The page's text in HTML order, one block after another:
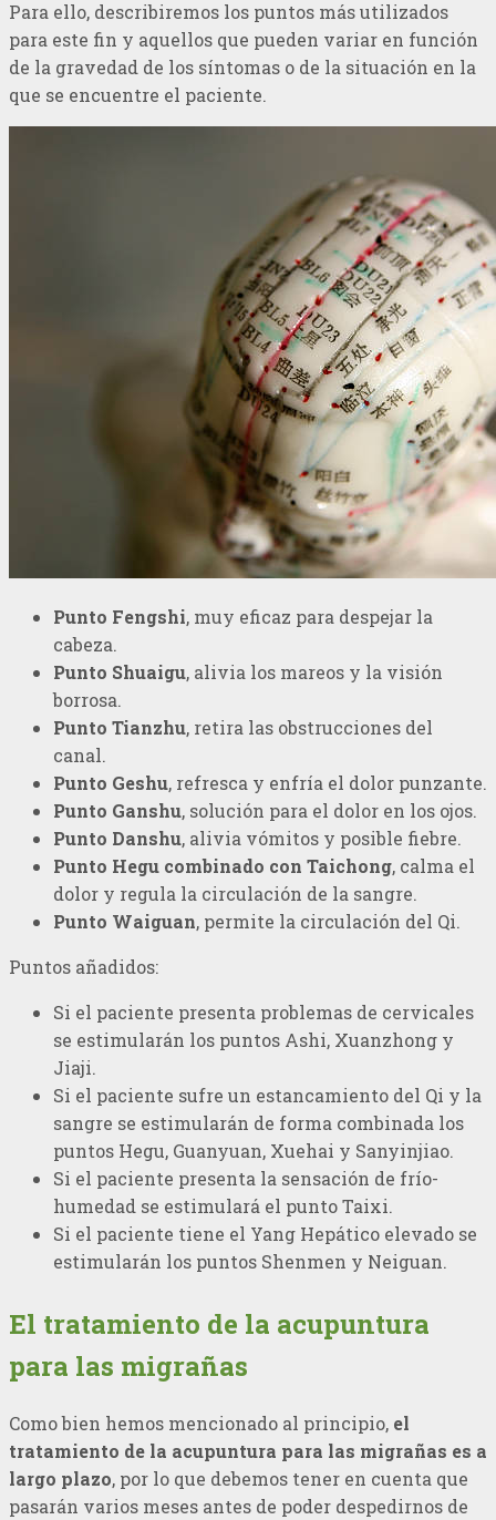
Para ello, describiremos los puntos más utilizados
para este fin y aquellos que pueden variar en función
de la gravedad de los síntomas o de la situación en la
que se encuentre el paciente.
Punto Fengshi, muy eficaz para despejar la
cabeza.
Punto Shuaigu, alivia los mareos y la visión
borrosa.
Punto Tianzhu, retira las obstrucciones del
canal.
Punto Geshu, refresca y enfría el dolor punzante.
Punto Ganshu, solución para el dolor en los ojos.
Punto Danshu, alivia vómitos y posible fiebre.
Punto Hegu combinado con Taichong, calma el
dolor y regula la circulación de la sangre.
Punto Waiguan, permite la circulación del Qi.
Puntos añadidos:
Si el paciente presenta problemas de cervicales
se estimularán los puntos Ashi, Xuanzhong y
Jiaji.
Si el paciente sufre un estancamiento del Qi y la
sangre se estimularán de forma combinada los
puntos Hegu, Guanyuan, Xuehai y Sanyinjiao.
Si el paciente presenta la sensación de frío-
humedad se estimulará el punto Taixi.
Si el paciente tiene el Yang Hepático elevado se
estimularán los puntos Shenmen y Neiguan.
El tratamiento de la acupuntura
para las migrañas
Como bien hemos mencionado al principio, el
tratamiento de la acupuntura para las migrañas es a
largo plazo, por lo que debemos tener en cuenta que
pasarán varios meses antes de poder despedirnos de